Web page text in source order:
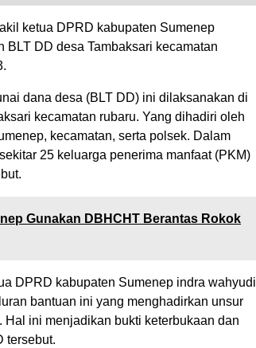
ketua DPRD kabupaten Sumenep
DD desa Tambaksari kecamatan
dana desa (BLT DD) ini dilaksanakan di
kecamatan rubaru. Yang dihadiri oleh
kecamatan, serta polsek. Dalam
25 keluarga penerima manfaat (PKM)
Gunakan DBHCHT Berantas Rokok
DPRD kabupaten Sumenep indra wahyudi
bantuan ini yang menghadirkan unsur
Hal ini menjadikan bukti keterbukaan dan
tersebut.